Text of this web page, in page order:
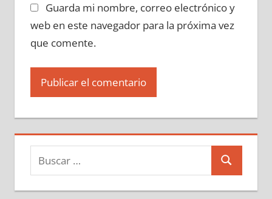
Guarda mi nombre, correo electrónico y
web en este navegador para la próxima vez
que comente.
Buscar